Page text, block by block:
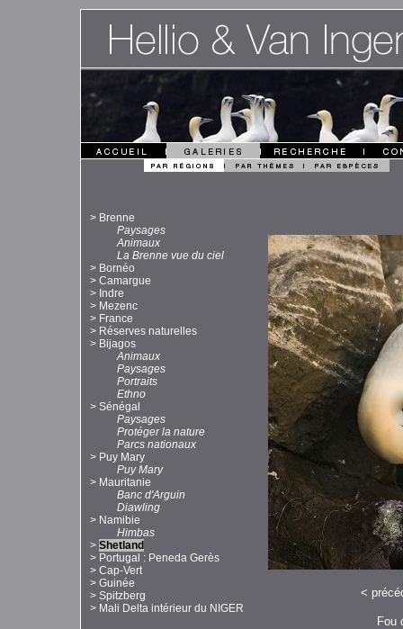
> Brenne
Paysages
Animaux
La Brenne vue du ciel
> Bornéo
> Camargue
> Indre
> Mezenc
> France
> Réserves naturelles
> Bijagos
Animaux
Paysages
Portraits
Ethno
> Sénégal
Paysages
Protéger la nature
Parcs nationaux
> Puy Mary
Puy Mary
> Mauritanie
Banc d'Arguin
Diawling
> Namibie
Himbas
> Shetland
> Portugal : Peneda Gerès
> Cap-Vert
> Guinée
> Spitzberg
> Mali Delta intérieur du NIGER
<
Fou